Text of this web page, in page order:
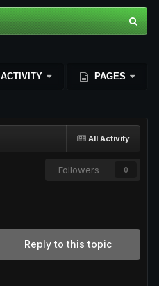
ACTIVITY PAGES
All Activity
Followers 0
Reply to this topic